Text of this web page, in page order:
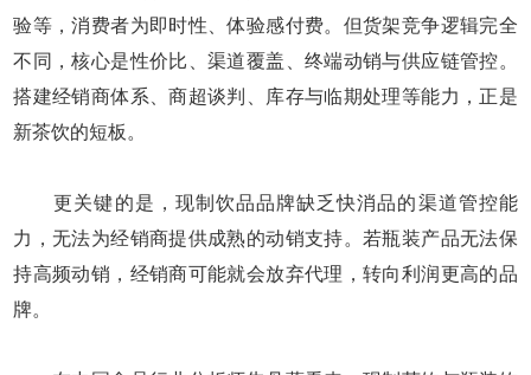
验等，消费者为即时性、体验感付费。但货架竞争逻辑完全
不同，核心是性价比、渠道覆盖、终端动销与供应链管控。
搭建经销商体系、商超谈判、库存与临期处理等能力，正是
新茶饮的短板。
更关键的是，现制饮品品牌缺乏快消品的渠道管控能
力，无法为经销商提供成熟的动销支持。若瓶装产品无法保
持高频动销，经销商可能就会放弃代理，转向利润更高的品
牌。